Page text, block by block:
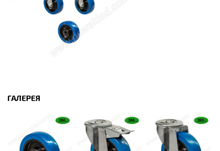
ГАЛЕРЕЯ